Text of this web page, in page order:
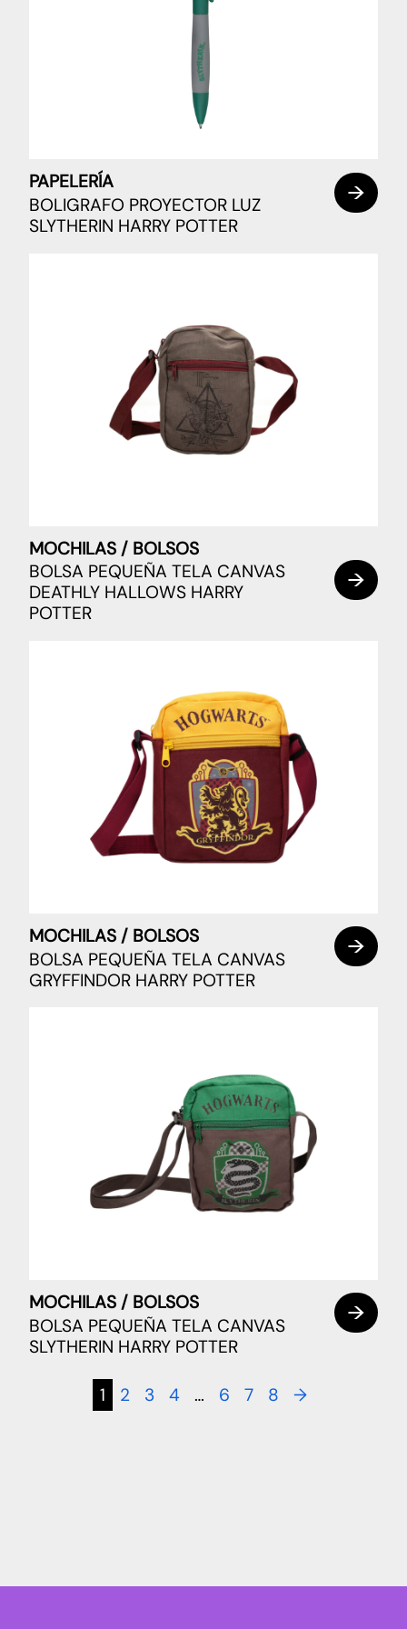
PAPELERÍA
BOLIGRAFO PROYECTOR LUZ
SLYTHERIN HARRY POTTER
MOCHILAS / BOLSOS
BOLSA PEQUEÑA TELA CANVAS
DEATHLY HALLOWS HARRY
POTTER
MOCHILAS / BOLSOS
BOLSA PEQUEÑA TELA CANVAS
GRYFFINDOR HARRY POTTER
MOCHILAS / BOLSOS
BOLSA PEQUEÑA TELA CANVAS
SLYTHERIN HARRY POTTER
1 2 3 4 … 6 7 8 →